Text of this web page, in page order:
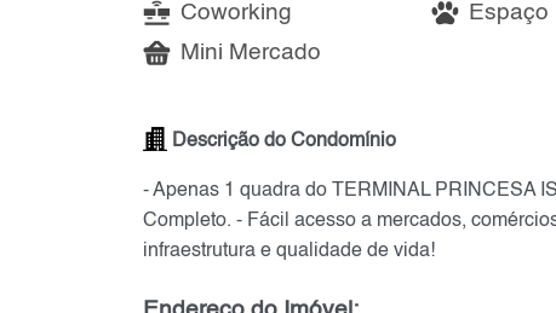
Coworking Espaço
Mini Mercado
Descrição do Condomínio
- Apenas 1 quadra do TERMINAL PRINCESA
Completo. - Fácil acesso a mercados,
infraestrutura e qualidade de vida!